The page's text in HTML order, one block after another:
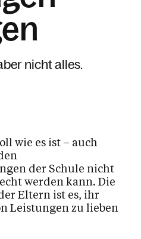
nicht alles.
wie es ist – auch
der Schule nicht
werden kann. Die
Eltern ist es, ihr
Leistungen zu lieben